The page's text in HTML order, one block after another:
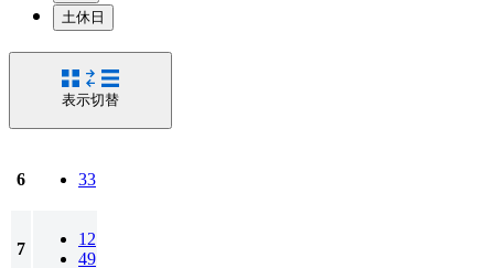
土休日
表示切替
6 33
7
12
49